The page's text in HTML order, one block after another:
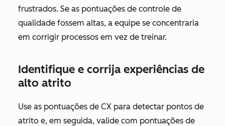
frustrados. Se as pontuações de controle de
qualidade fossem altas, a equipe se concentraria
em corrigir processos em vez de treinar.
Identifique e corrija experiências de
alto atrito
Use as pontuações de CX para detectar pontos de
atrito e, em seguida, valide com pontuações de